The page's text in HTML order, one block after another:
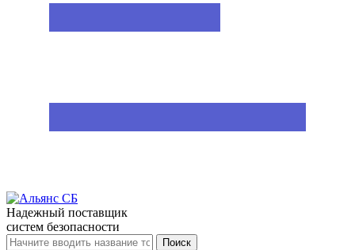
Надежный поставщик
систем безопасности
Поиск